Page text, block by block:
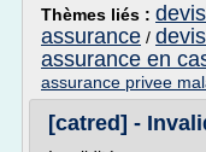
Thèmes liés :
assurance /
assurance en
assurance privee
[catred] -